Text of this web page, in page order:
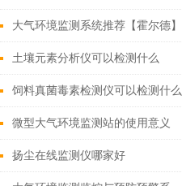
大气环境监测系统推荐【霍尔德】
土壤元素分析仪可以检测什么
饲料真菌毒素检测仪可以检测什么
微型大气环境监测站的使用意义
扬尘在线监测仪哪家好